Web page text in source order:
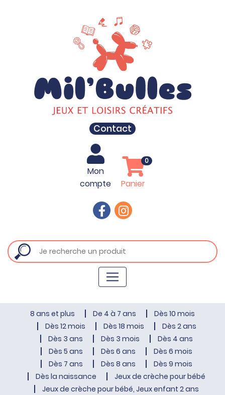
Contact
Mon
compte
Panier
0
8 ans et plus De 4 à 7 ans
Dès 10 mois
Dès 12 mois
Dès 18 mois
Dès 2 ans
Dès 3 ans
Dès 3 mois
Dès 4 ans
Dès 5 ans
Dès 6 ans
Dès 6 mois
Dès 7 ans
Dès 8 ans
Dès 9 mois
Dès la naissance
Jeux de crèche pour bébé
Jeux de crèche pour bébé, Jeux enfant 2 ans